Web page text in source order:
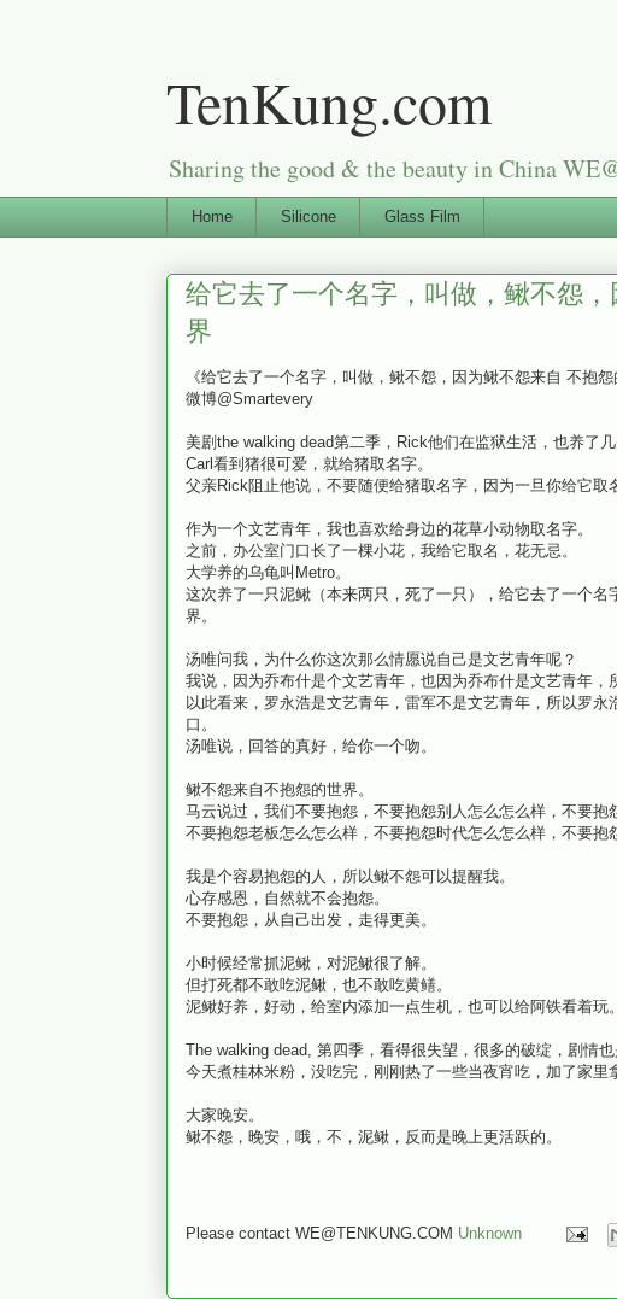
TenKung.com
Sharing the good & the beauty in China
Home Silicone Glass Film
给它去了一个名字，叫做，鳅不怨
界
《给它去了一个名字，叫做，鳅不怨，因为鳅不怨来自 不抱怨
微博@Smartevery
美剧the walking dead第二季，Rick他们在监狱生活，也养了几
Carl看到猪很可爱，就给猪取名字。
父亲Rick阻止他说，不要随便给猪取名字，因为一旦你给它取
作为一个文艺青年，我也喜欢给身边的花草小动物取名字。
之前，办公室门口长了一棵小花，我给它取名，花无忌。
大学养的乌龟叫Metro。
这次养了一只泥鳅（本来两只，死了一只），给它去了一个
界。
汤唯问我，为什么你这次那么情愿说自己是文艺青年呢？
我说，因为乔布什是个文艺青年，也因为乔布什是文艺青年，
以此看来，罗永浩是文艺青年，雷军不是文艺青年，所以罗
口。
汤唯说，回答的真好，给你一个吻。
鳅不怨来自不抱怨的世界。
马云说过，我们不要抱怨，不要抱怨别人怎么怎么样，不要抱
不要抱怨老板怎么怎么样，不要抱怨时代怎么怎么样，不要抱
我是个容易抱怨的人，所以鳅不怨可以提醒我。
心存感恩，自然就不会抱怨。
不要抱怨，从自己出发，走得更美。
小时候经常抓泥鳅，对泥鳅很了解。
但打死都不敢吃泥鳅，也不敢吃黄鳝。
泥鳅好养，好动，给室内添加一点生机，也可以给阿铁看着玩。
The walking dead, 第四季，看得很失望，很多的破绽，剧情也
今天煮桂林米粉，没吃完，刚刚热了一些当夜宵吃，加了家里
大家晚安。
鳅不怨，晚安，哦，不，泥鳅，反而是晚上更活跃的。
Please contact WE@TENKUNG.COM Unknown